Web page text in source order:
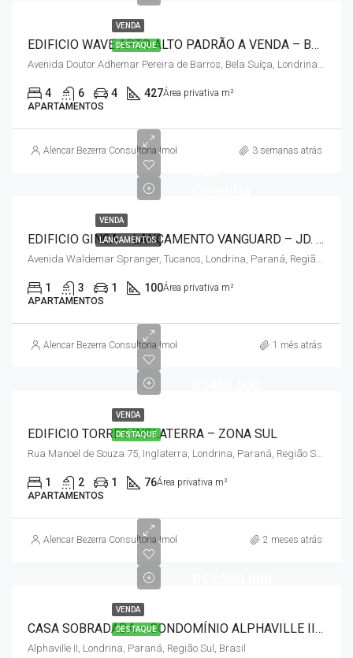
VENDA
DESTAQUE EDIFICIO WAVE APTO ALTO PADRÃO A VENDA – BELA SUIÇA / ZONA SUL
4 6 4 427Área privativa m²
APARTAMENTOS
Alencar Bezerra Consultoria Imobiliária 3 semanas atrás
VENDA
LANÇAMENTOS EDIFICIO GINGA – LANÇAMENTO VANGUARD – JD. TUCANOS / ZONA SUL
1 3 1 100Área privativa m²
APARTAMENTOS
Alencar Bezerra Consultoria Imobiliária 1 mês atrás
VENDA
DESTAQUE
EDIFICIO TORRES INGLATERRA – ZONA SUL
1 2 1 76Área privativa m²
APARTAMENTOS
Alencar Bezerra Consultoria Imobiliária 2 meses atrás
VENDA
DESTAQUE CASA SOBRADADA – CONDOMÍNIO ALPHAVILLE II – GLEBA PALHANO
Alphaville II, Londrina, Paraná, Região Sul, Brasil